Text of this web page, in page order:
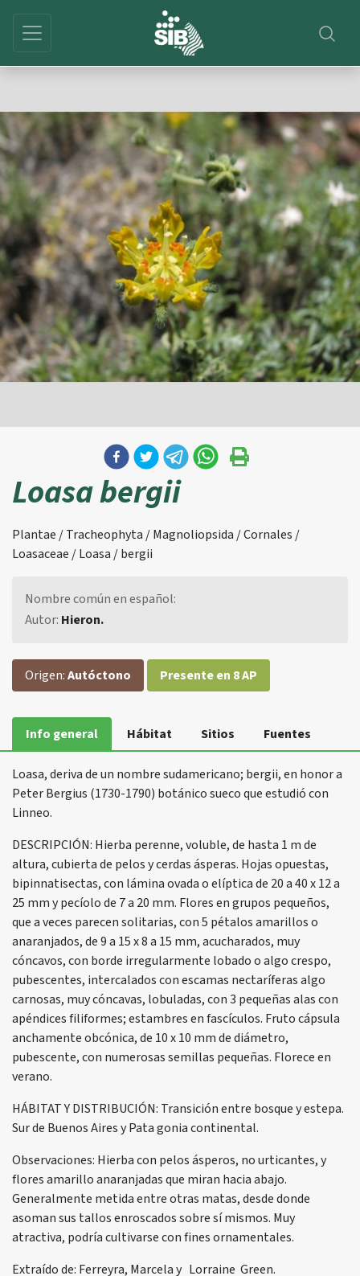
Loasa bergii
Plantae / Tracheophyta / Magnoliopsida / Cornales /
Loasaceae / Loasa / bergii
Nombre común en español:
Autor: Hieron.
Origen:Autóctono Presente en 8 AP
Info general Hábitat Sitios Fuentes
Loasa, deriva de un nombre sudamericano; bergii, en honor a
Peter Bergius (1730-1790) botánico sueco que estudió con
Linneo.
DESCRIPCIÓN: Hierba perenne, voluble, de hasta 1 m de
altura, cubierta de pelos y cerdas ásperas. Hojas opuestas,
bipinnatisectas, con lámina ovada o elíptica de 20 a 40 x 12 a
25 mm y pecíolo de 7 a 20 mm. Flores en grupos pequeños,
que a veces parecen solitarias, con 5 pétalos amarillos o
anaranjados, de 9 a 15 x 8 a 15 mm, acucharados, muy
cóncavos, con borde irregularmente lobado o algo crespo,
pubescentes, intercalados con escamas nectaríferas algo
carnosas, muy cóncavas, lobuladas, con 3 pequeñas alas con
apéndices filiformes; estambres en fascículos. Fruto cápsula
anchamente obcónica, de 10 x 10 mm de diámetro,
pubescente, con numerosas semillas pequeñas. Florece en
verano.
HÁBITAT Y DISTRIBUCIÓN: Transición entre bosque y estepa.
Sur de Buenos Aires y Pata gonia continental.
Observaciones: Hierba con pelos ásperos, no urticantes, y
flores amarillo anaranjadas que miran hacia abajo.
Generalmente metida entre otras matas, desde donde
asoman sus tallos enroscados sobre sí mismos. Muy
atractiva, podría cultivarse con fines ornamentales.
Extraído de: Ferreyra, Marcela y Lorraine Green.